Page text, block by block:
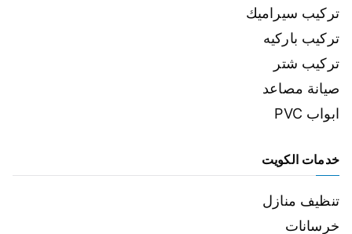
تركيب سيراميك
تركيب باركيه
تركيب شتر
صيانة مصاعد
ابواب PVC
خدمات الكويت
تنظيف منازل
خرسانات